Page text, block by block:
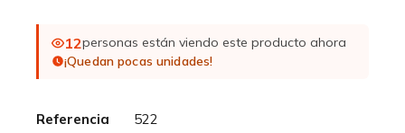
12personas están viendo este producto ahora
¡Quedan pocas unidades!
Referencia
522